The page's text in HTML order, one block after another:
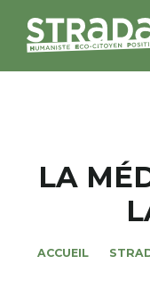
MAGAZINES
NOS THÈMES
LA
ACCUEIL